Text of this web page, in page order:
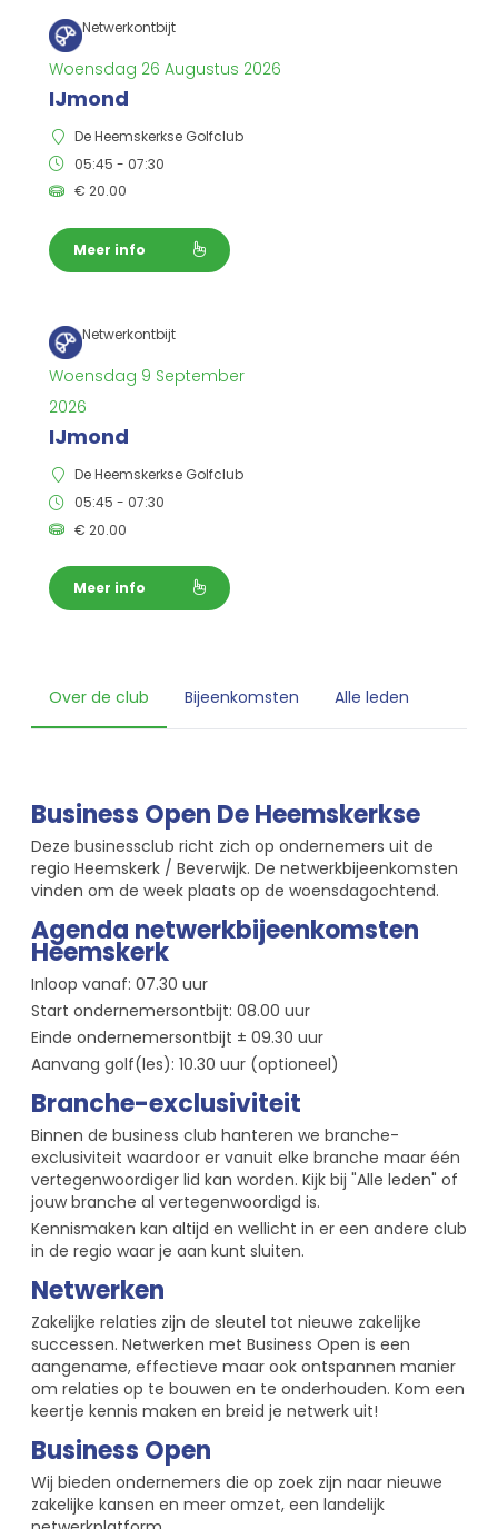
Netwerkontbijt
Woensdag 26 Augustus 2026
IJmond
De Heemskerkse Golfclub
05:45 - 07:30
€ 20.00
Meer info
Netwerkontbijt
Woensdag 9 September
2026
IJmond
De Heemskerkse Golfclub
05:45 - 07:30
€ 20.00
Meer info
Over de club Bijeenkomsten Alle leden
Business Open De Heemskerkse
Deze businessclub richt zich op ondernemers uit de
regio Heemskerk / Beverwijk. De netwerkbijeenkomsten
vinden om de week plaats op de woensdagochtend.
Agenda netwerkbijeenkomsten
Heemskerk
Inloop vanaf: 07.30 uur
Start ondernemersontbijt: 08.00 uur
Einde ondernemersontbijt ± 09.30 uur
Aanvang golf(les): 10.30 uur (optioneel)
Branche-exclusiviteit
Binnen de business club hanteren we branche-
exclusiviteit waardoor er vanuit elke branche maar één
vertegenwoordiger lid kan worden. Kijk bij "Alle leden" of
jouw branche al vertegenwoordigd is.
Kennismaken kan altijd en wellicht in er een andere club
in de regio waar je aan kunt sluiten.
Netwerken
Zakelijke relaties zijn de sleutel tot nieuwe zakelijke
successen. Netwerken met Business Open is een
aangename, effectieve maar ook ontspannen manier
om relaties op te bouwen en te onderhouden. Kom een
keertje kennis maken en breid je netwerk uit!
Business Open
Wij bieden ondernemers die op zoek zijn naar nieuwe
zakelijke kansen en meer omzet, een landelijk